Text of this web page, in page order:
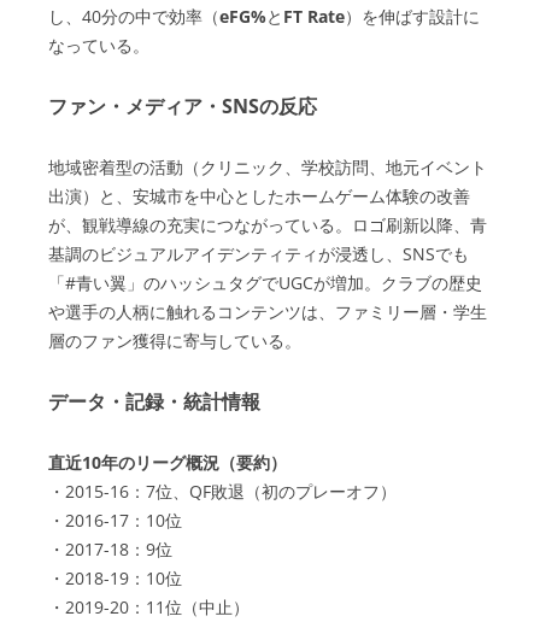
し、40分の中で効率（eFG%と FT Rate）を伸ばす設計に
なっている。
ファン・メディア・SNSの反応
地域密着型の活動（クリニック、学校訪問、地元イベント
出演）と、安城市を中心としたホームゲーム体験の改善
が、観戦導線の充実につながっている。ロゴ刷新以降、青
基調のビジュアルアイデンティティが浸透し、SNSでも
「#青い翼」のハッシュタグでUGCが増加。クラブの歴史
や選手の人柄に触れるコンテンツは、ファミリー層・学生
層のファン獲得に寄与している。
データ・記録・統計情報
直近10年のリーグ概況（要約）
・2015-16：7位、QF敗退（初のプレーオフ）
・2016-17：10位
・2017-18：9位
・2018-19：10位
・2019-20：11位（中止）